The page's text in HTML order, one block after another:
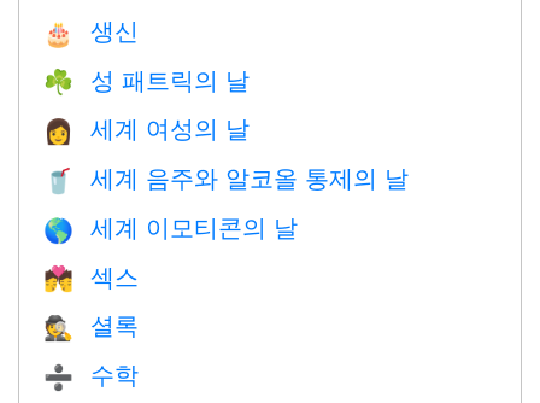
🎂 생신
☘️ 성 패트릭의 날
👩 세계 여성의 날
🥤 세계 음주와 알코올 통제의 날
🌎 세계 이모티콘의 날
💏 섹스
🕵️ 셜록
➗ 수학